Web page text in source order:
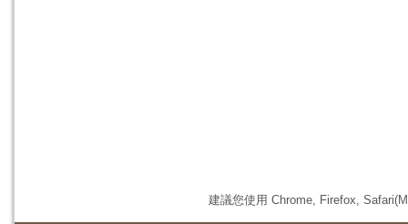
建議您使用 Chrome, Firefox,